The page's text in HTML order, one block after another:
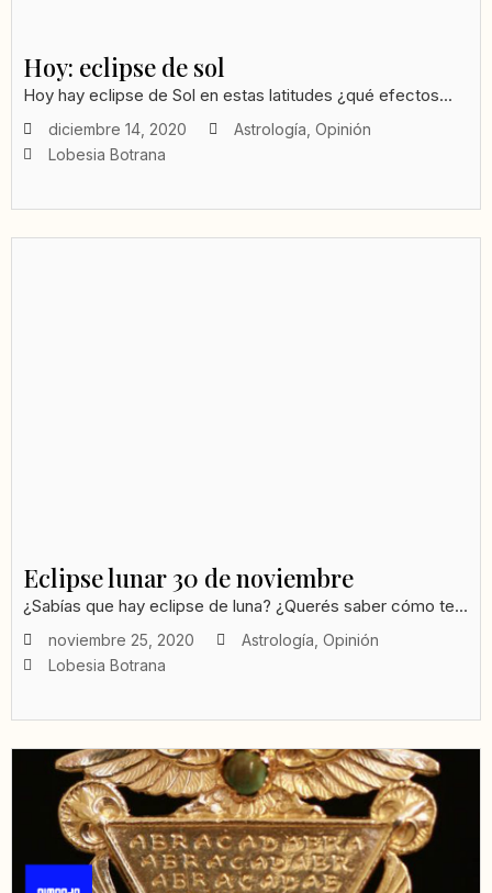
Hoy: eclipse de sol
Hoy hay eclipse de Sol en estas latitudes ¿qué efectos...
diciembre 14, 2020 Astrología Opinión
Lobesia Botrana
Eclipse lunar 30 de noviembre
¿Sabías que hay eclipse de luna? ¿Querés saber cómo te...
noviembre 25, 2020 Astrología Opinión
Lobesia Botrana